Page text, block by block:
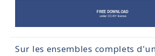
Sur les ensembles complets